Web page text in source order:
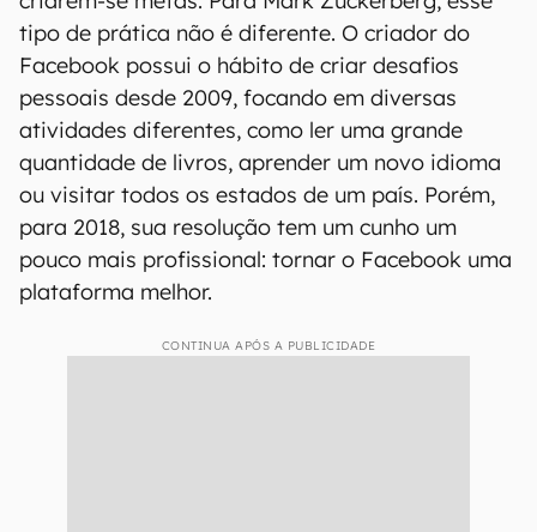
tipo de prática não é diferente. O criador do
Facebook possui o hábito de criar desafios
pessoais desde 2009, focando em diversas
atividades diferentes, como ler uma grande
quantidade de livros, aprender um novo idioma
ou visitar todos os estados de um país. Porém,
para 2018, sua resolução tem um cunho um
pouco mais profissional: tornar o Facebook uma
plataforma melhor.
CONTINUA APÓS A PUBLICIDADE